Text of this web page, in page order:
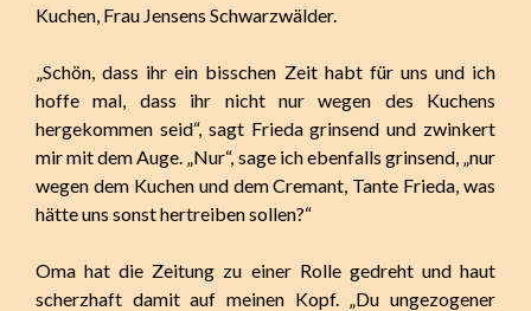
Kuchen, Frau Jensens Schwarzwälder.
„Schön, dass ihr ein bisschen Zeit habt für uns und ich
hoffe mal, dass ihr nicht nur wegen des Kuchens
hergekommen seid“, sagt Frieda grinsend und zwinkert
mir mit dem Auge. „Nur“, sage ich ebenfalls grinsend, „nur
wegen dem Kuchen und dem Cremant, Tante Frieda, was
hätte uns sonst hertreiben sollen?“
Oma hat die Zeitung zu einer Rolle gedreht und haut
scherzhaft damit auf meinen Kopf. „Du ungezogener